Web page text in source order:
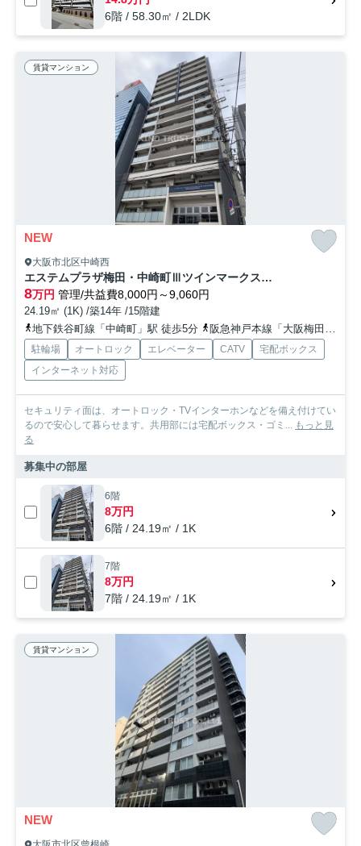
6階 / 58.30㎡ / 2LDK
賃貸マンション
NEW
大阪市北区中崎西
エステムプラザ梅田・中崎町Ⅲツインマークス ノースレジデンス
8万円 管理/共益費8,000円～9,060円
24.19㎡ (1K) /築14年 /15階建
地下鉄谷町線「中崎町」駅 徒歩5分
阪急神戸本線「大阪梅田」駅 徒歩5分
駐輪場 オートロック エレベーター CATV
宅配ボックス
インターネット対応
セキュリティ面は、オートロック・TVインターホンなどを備え付けてい
るので安心して暮らせます。共用部には宅配ボックス・ゴミ... もっと見
る
募集中の部屋
6階
8万円
6階 / 24.19㎡ / 1K
7階
8万円
7階 / 24.19㎡ / 1K
賃貸マンション
NEW